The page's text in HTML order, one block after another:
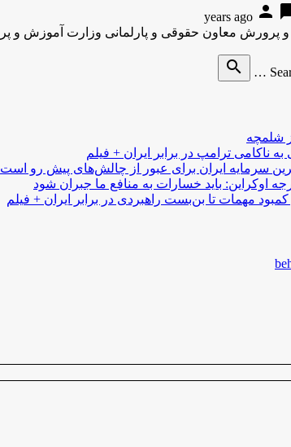
person
search
شلمچه
ناکامی ترامپ در برابر ایران + فیلم
سرمایه ایران برای عبور از چالش‌های پیش رو است
اوکراین: باید خسارات به منافع ما جبران شود
کمبود مهمات تا بن‌بست راهبردی در برابر ایران + فیلم